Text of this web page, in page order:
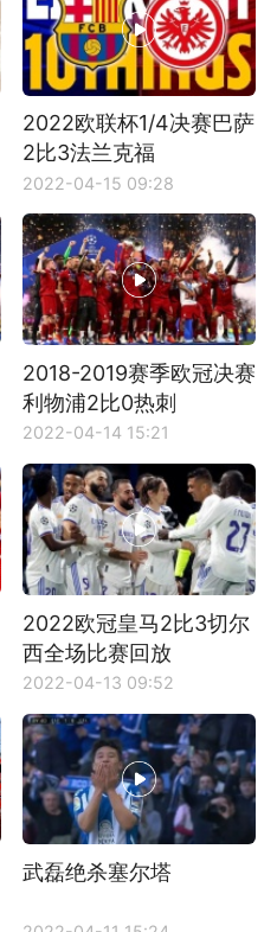
2022欧联杯1/4决赛巴萨
2比3法兰克福
2022-04-15 09:28
2018-2019赛季欧冠决赛
利物浦2比0热刺
2022-04-14 15:21
2022欧冠皇马2比3切尔
西全场比赛回放
2022-04-13 09:52
武磊绝杀塞尔塔